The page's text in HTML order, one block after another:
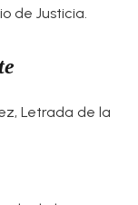
de Justicia.
Letrada de la